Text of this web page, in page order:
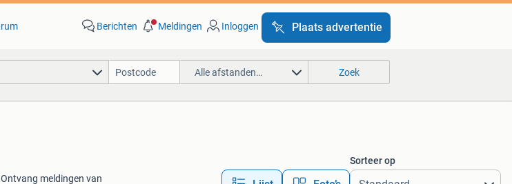
Berichten Meldingen Inloggen Plaats advertentie
Alle afstanden… Zoek
Ontvang meldingen van
Sorteer op